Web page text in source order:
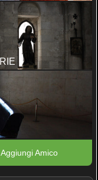
Aggiungi Amico